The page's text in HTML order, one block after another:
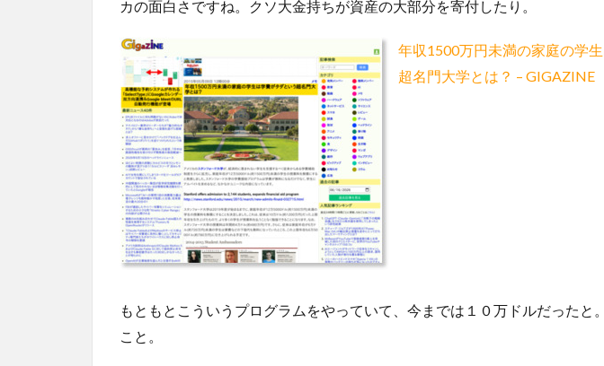
カの面白さですね。クソ大金持ちが資産の大部分を寄付したり。
年収1500万円未満の家庭の学
超名門大学とは？ – GIGAZINE
もともとこういうプログラムをやっていて、今までは１０万ドルだったと
こと。